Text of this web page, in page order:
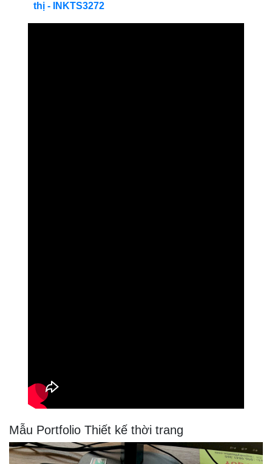
thị - INKTS3272
Mẫu Portfolio Thiết kế thời trang